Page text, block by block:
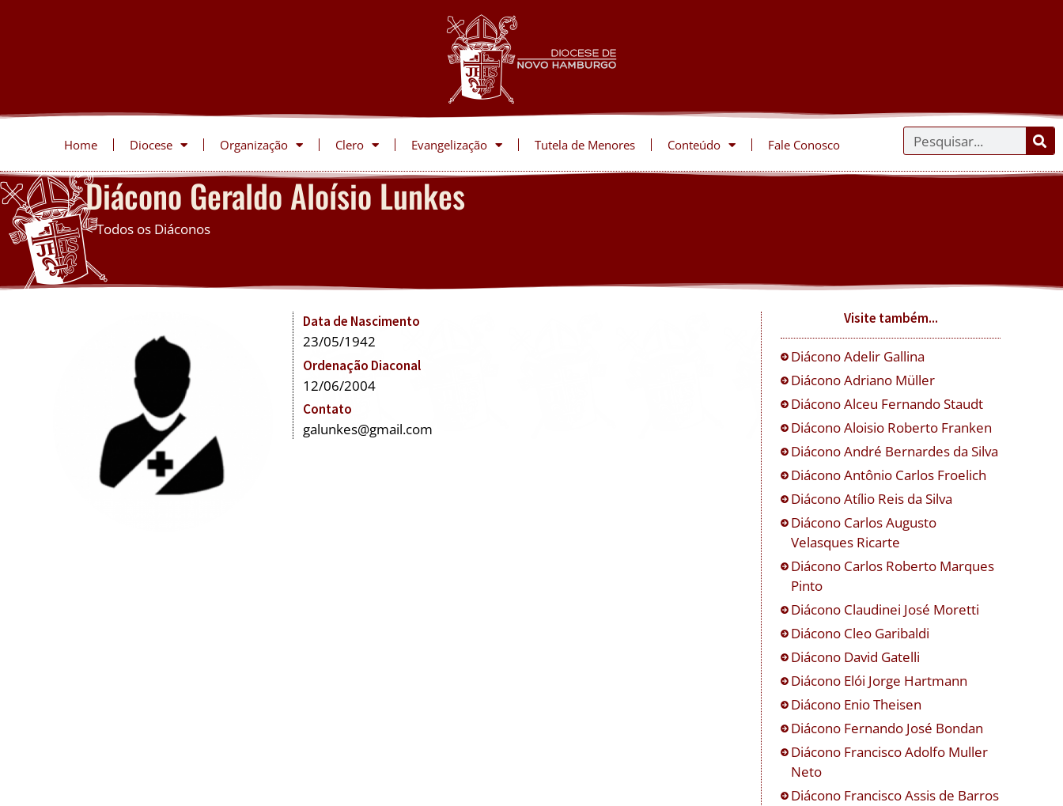
Home Diocese Organização Clero Evangelização Tutela de Menores Conteúdo Fale Conosco
Diácono Geraldo Aloísio Lunkes
< Todos os Diáconos
Data de Nascimento
23/05/1942
Ordenação Diaconal
12/06/2004
Contato
galunkes@gmail.com
Visite também...
DiáconoAdelir Gallina
DiáconoAdriano Müller
DiáconoAlceu Fernando Staudt
DiáconoAloisio Roberto Franken
DiáconoAndré Bernardes da Silva
DiáconoAntônio Carlos Froelich
DiáconoAtílio Reis da Silva
Diácono Carlos Augusto
Velasques Ricarte
Diácono Carlos Roberto Marques
Pinto
Diácono Claudinei José Moretti
Diácono Cleo Garibaldi
Diácono David Gatelli
Diácono Elói Jorge Hartmann
Diácono Enio Theisen
Diácono Fernando José Bondan
Diácono Francisco Adolfo Muller
Neto
Diácono Francisco Assis de Barros